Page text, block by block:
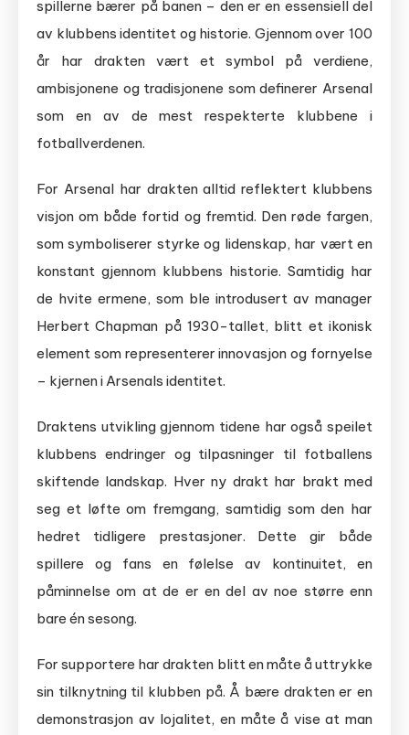
spillerne bærer på banen – den er en essensiell del
av klubbens identitet og historie. Gjennom over 100
år har drakten vært et symbol på verdiene,
ambisjonene og tradisjonene som definerer Arsenal
som en av de mest respekterte klubbene i
fotballverdenen.
For Arsenal har drakten alltid reflektert klubbens
visjon om både fortid og fremtid. Den røde fargen,
som symboliserer styrke og lidenskap, har vært en
konstant gjennom klubbens historie. Samtidig har
de hvite ermene, som ble introdusert av manager
Herbert Chapman på 1930-tallet, blitt et ikonisk
element som representerer innovasjon og fornyelse
– kjernen i Arsenals identitet.
Draktens utvikling gjennom tidene har også speilet
klubbens endringer og tilpasninger til fotballens
skiftende landskap. Hver ny drakt har brakt med
seg et løfte om fremgang, samtidig som den har
hedret tidligere prestasjoner. Dette gir både
spillere og fans en følelse av kontinuitet, en
påminnelse om at de er en del av noe større enn
bare én sesong.
For supportere har drakten blitt en måte å uttrykke
sin tilknytning til klubben på. Å bære drakten er en
demonstrasjon av lojalitet, en måte å vise at man